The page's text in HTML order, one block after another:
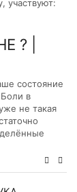
участвуют:
? |
состояние
в
не такая